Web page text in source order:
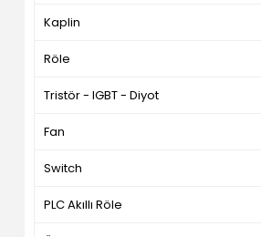
Kaplin
Röle
Tristör - IGBT - Diyot
Fan
Switch
PLC Akıllı Röle